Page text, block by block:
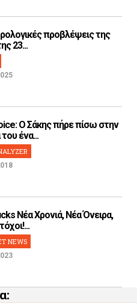
προβλέψεις της
23...
Ο Σάκης πήρε πίσω στην
ένα...
Νέα Χρονιά, Νέα Όνειρα,
NEWS